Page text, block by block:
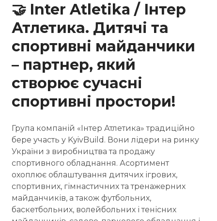
🤝 Inter Atletika / Інтер
Атлетика. Дитячі та
спортивні майданчики
– партнер, який
створює сучасні
спортивні простори!
Група компаній «Інтер Атлетика» традиційно
бере участь у KyivBuild. Вони лідери на ринку
України з виробництва та продажу
спортивного обладнання. Асортимент
охоплює облаштування дитячих ігрових,
спортивних, гімнастичних та тренажерних
майданчиків, а також футбольних,
баскетбольних, волейбольних і тенісних